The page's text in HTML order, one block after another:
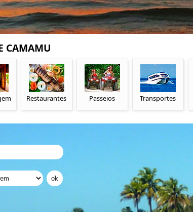
CAMAMU
Restaurantes Passeios Transportes